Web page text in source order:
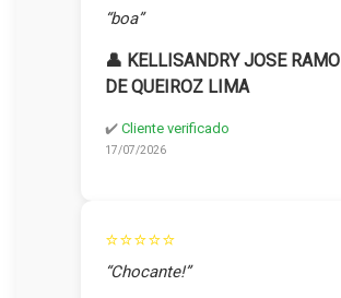
“boa”
👤 KELLISANDRY JOSE
DE QUEIROZ LIMA
✔️ Cliente verificado
17/07/2026
⭐⭐⭐⭐⭐
“Chocante!”